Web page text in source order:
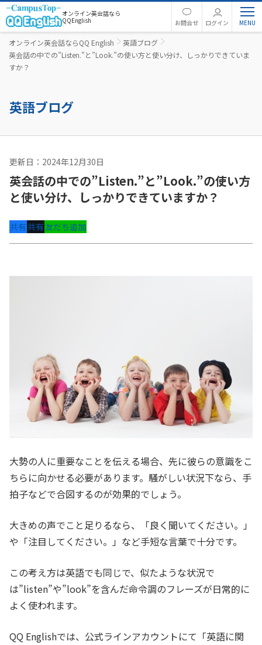
オンライン英会話なら
QQEnglish
お問合せ ログイン
オンライン英会話ならQQ English
英語ブログ
英会話の中での”Listen.”と”Look.”の使い方と使い分け、しっかりできていま
すか？
英語ブログ
更新日：2024年12月30日
英会話の中での”Listen.”と”Look.”の使い方
と使い分け、しっかりできていますか？
共有共有友だち追加
大勢の人に重要なことを伝える場合、先に彼らの意識をこ
ちらに向かせる必要があります。騒がしい状況下なら、手
拍子などで合図するのが効果的でしょう。
大きめの声でこと足りるなら、「良く聞いてください。」
や「注目してください。」など手短な言葉で十分です。
この考え方は英語でも同じで、似たような状況で
は”listen”や”look”を含んだ命令調のフレーズが日常的に
よく使われます。
QQ Englishでは、公式ラインアカウントにて「英語に関